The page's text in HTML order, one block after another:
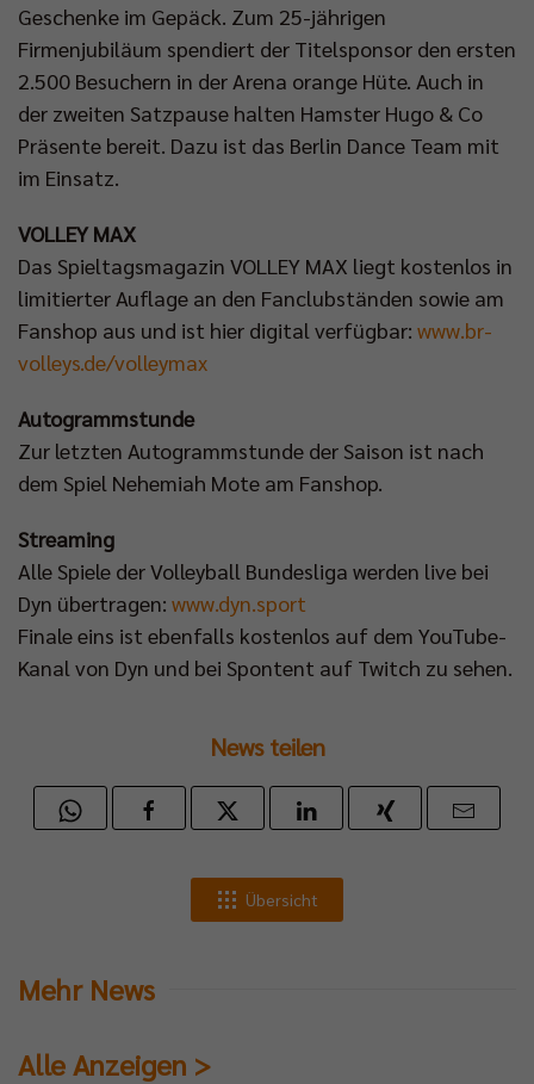
Geschenke im Gepäck. Zum 25-jährigen
Firmenjubiläum spendiert der Titelsponsor den ersten
2.500 Besuchern in der Arena orange Hüte. Auch in
der zweiten Satzpause halten Hamster Hugo & Co
Präsente bereit. Dazu ist das Berlin Dance Team mit
im Einsatz.
VOLLEY MAX
Das Spieltagsmagazin VOLLEY MAX liegt kostenlos in
limitierter Auflage an den Fanclubständen sowie am
Fanshop aus und ist hier digital verfügbar: www.br-
volleys.de/volleymax
Autogrammstunde
Zur letzten Autogrammstunde der Saison ist nach
dem Spiel Nehemiah Mote am Fanshop.
Streaming
Alle Spiele der Volleyball Bundesliga werden live bei
Dyn übertragen: www.dyn.sport
Finale eins ist ebenfalls kostenlos auf dem YouTube-
Kanal von Dyn und bei Spontent auf Twitch zu sehen.
News teilen
Übersicht
Mehr News
Alle Anzeigen >